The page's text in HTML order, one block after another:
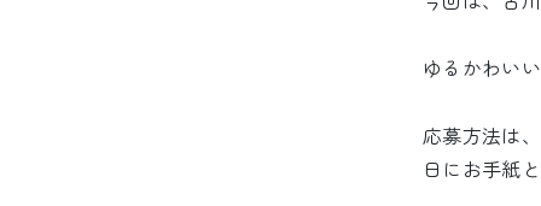
ゆるかわい
応募方法は
日にお手紙